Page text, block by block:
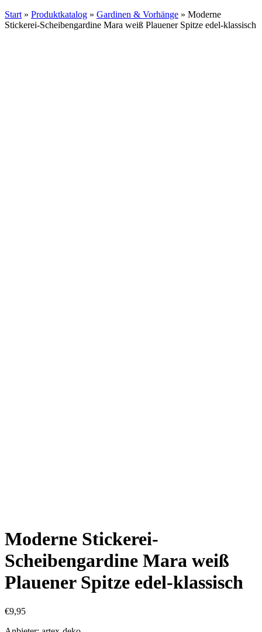
Start » Produktkatalog » Gardinen & Vorhänge » Moderne
Stickerei-Scheibengardine Mara weiß Plauener Spitze edel-klassisch
Moderne Stickerei-
Scheibengardine Mara weiß
Plauener Spitze edel-klassisch
€9,95